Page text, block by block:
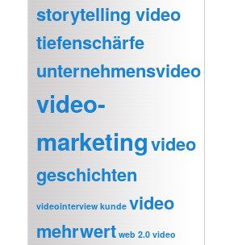
storytelling video
tiefenschärfe
unternehmensvideo
video-
marketingvideo
geschichten
videointerview kunde video
mehrwert web 2.0 video